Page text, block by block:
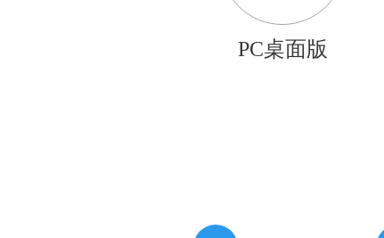
PC桌面版